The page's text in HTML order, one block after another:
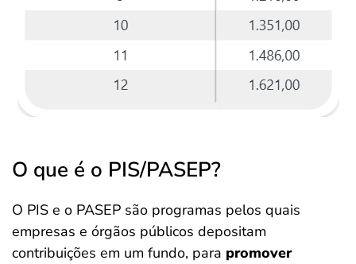
O que é o PIS/PASEP?
O PIS e o PASEP são programas pelos quais
empresas e órgãos públicos depositam
contribuições em um fundo, para promover